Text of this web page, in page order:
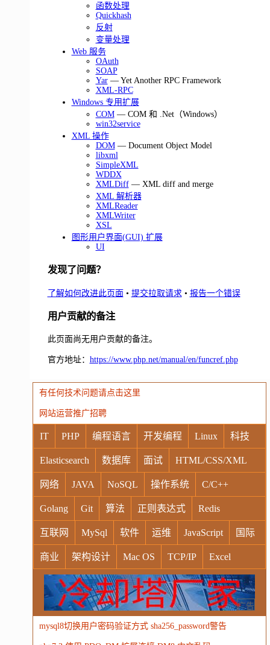
函数处理
Quickhash
反射
变量处理
Web 服务
OAuth
SOAP
Yar— Yet Another RPC Framework
XML-RPC
Windows 专用扩展
COM— COM 和 .Net（Windows）
win32service
XML 操作
DOM— Document Object Model
libxml
SimpleXML
WDDX
XMLDiff— XML diff and merge
XML 解析器
XMLReader
XMLWriter
XSL
图形用户界面(GUI) 扩展
UI
发现了问题？
了解如何改进此页面• 提交拉取请求• 报告一个错误
用户贡献的备注
此页面尚无用户贡献的备注。
官方地址： https://www.php.net/manual/en/funcref.php
有任何技术问题请点击这里
网站运营推广招聘
IT PHP 编程语言 开发编程 Linux 科技
Elasticsearch 数据库 面试 HTML/CSS/XML
网络 JAVA NoSQL 操作系统 C/C++
Golang Git 算法 正则表达式 Redis
互联网 MySql 软件 运维 JavaScript 国际
商业 架构设计 Mac OS TCP/IP Excel
Windows Oracle Socket VR Vim
MongoDB 运营 Python MemCache 硬件
电子 娱乐 设计 摄影 nginx 游戏
广告
mysql8切换用户密码验证方式 sha256_password警告